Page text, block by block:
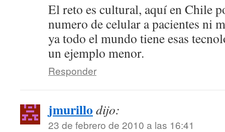
El reto es cultural, aquí en Chile
numero de celular a pacientes ni
ya todo el mundo tiene esas
un ejemplo menor.
Responder
jmurillo dijo:
23 de febrero de 2010 a las 16:41